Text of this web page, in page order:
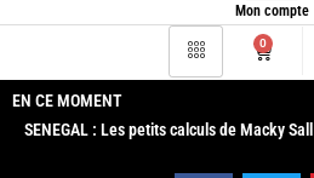
Mon compte
0
EN CE MOMENT
SENEGAL : Les petits calculs de Macky Sall